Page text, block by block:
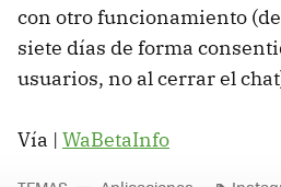
con otro funcionamiento
siete días de forma
usuarios, no al cerrar el
Vía | WaBetaInfo